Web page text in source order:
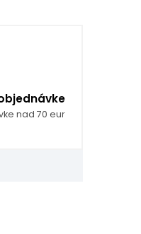
nad 70 eur